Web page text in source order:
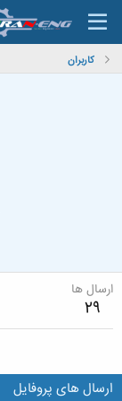
کاربران
ارسال ها
29
ارسال های پروفایل